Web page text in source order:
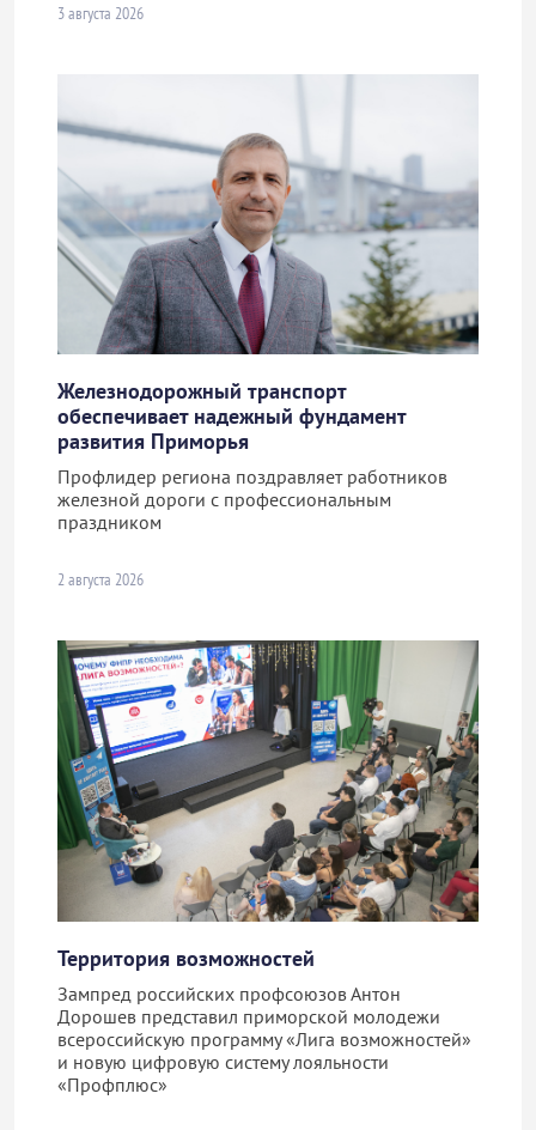
3 августа 2026
Железнодорожный транспорт
обеспечивает надежный фундамент
развития Приморья
Профлидер региона поздравляет работников
железной дороги с профессиональным
праздником
2 августа 2026
Территория возможностей
Зампред российских профсоюзов Антон
Дорошев представил приморской молодежи
всероссийскую программу «Лига возможностей»
и новую цифровую систему лояльности
«Профплюс»